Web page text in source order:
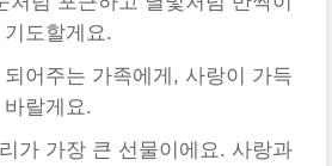
도할게요.
어주는 가족에게, 사랑이 가득
랄게요.
가 가장 큰 선물이에요. 사랑과